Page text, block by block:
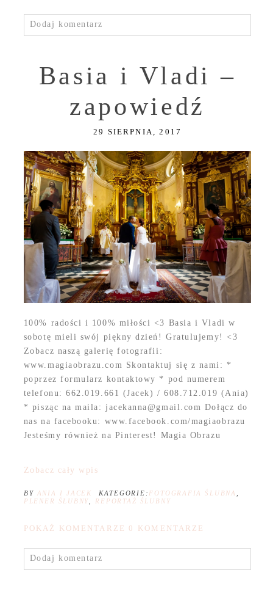
Dodaj komentarz
Basia i Vladi –
zapowiedź
29 SIERPNIA, 2017
100% radości i 100% miłości <3 Basia i Vladi w
sobotę mieli swój piękny dzień! Gratulujemy! <3
Zobacz naszą galerię fotografii:
www.magiaobrazu.com Skontaktuj się z nami: *
poprzez formularz kontaktowy * pod numerem
telefonu: 662.019.661 (Jacek) / 608.712.019 (Ania)
* pisząc na maila: jacekanna@gmail.com Dołącz do
nas na facebooku: www.facebook.com/magiaobrazu
Jesteśmy również na Pinterest! Magia Obrazu
Zobacz cały wpis
BY ANIA I JACEK KATEGORIE: FOTOGRAFIA ŚLUBNA
PLENER ŚLUBNY
REPORTAŻ ŚLUBNY
POKAŻ KOMENTARZE 0 KOMENTARZE
Dodaj komentarz